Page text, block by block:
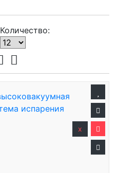
Количество:
x